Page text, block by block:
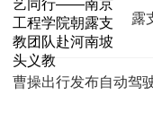
露
曹操出行发布自动驾